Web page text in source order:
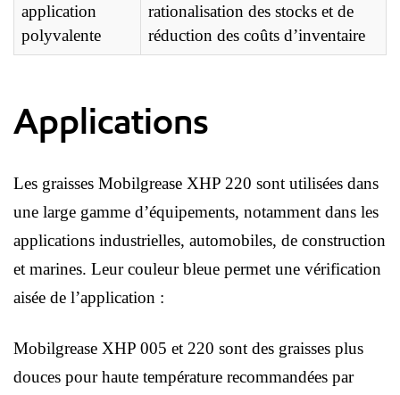
application
polyvalente
rationalisation des stocks et de
réduction des coûts d’inventaire
Applications
Les graisses Mobilgrease XHP 220 sont utilisées dans
une large gamme d’équipements, notamment dans les
applications industrielles, automobiles, de construction
et marines. Leur couleur bleue permet une vérification
aisée de l’application :
Mobilgrease XHP 005 et 220 sont des graisses plus
douces pour haute température recommandées par